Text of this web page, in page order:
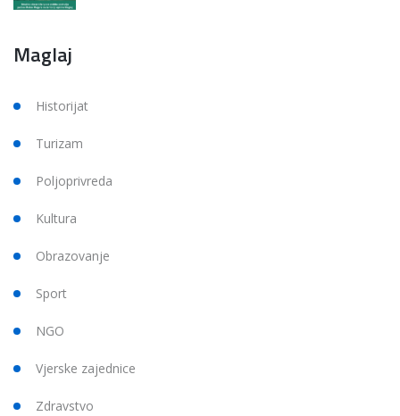
Maglaj
Historijat
Turizam
Poljoprivreda
Kultura
Obrazovanje
Sport
NGO
Vjerske zajednice
Zdravstvo